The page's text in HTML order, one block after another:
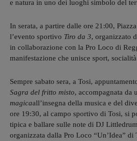
e natura in uno dei luoghi simbolo del
In serata, a partire dalle ore 21:00,
l’evento sportivo Tiro da 3, organizzato
in collaborazione con la Pro Loco di
manifestazione che unisce sport,
Sempre sabato sera, a Tosi,
Sagra del fritto misto, accompagnata da
magicaall’insegna della musica e del
ore 19:30, al campo sportivo di Tosi, si
tipica e ballare sulle note di DJ
organizzata dalla Pro Loco “Un’Idea” di